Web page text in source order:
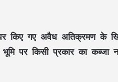
किए गए अवैध अतिक्रमण के
पर किसी प्रकार का
रायगढ़ में हाथी का
बस्ती के पास पहुंचा